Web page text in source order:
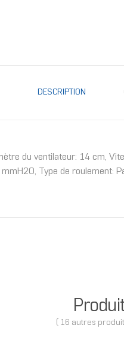
DESCRIPTION
du ventilateur: 14 cm,
Type de
( 16 autres